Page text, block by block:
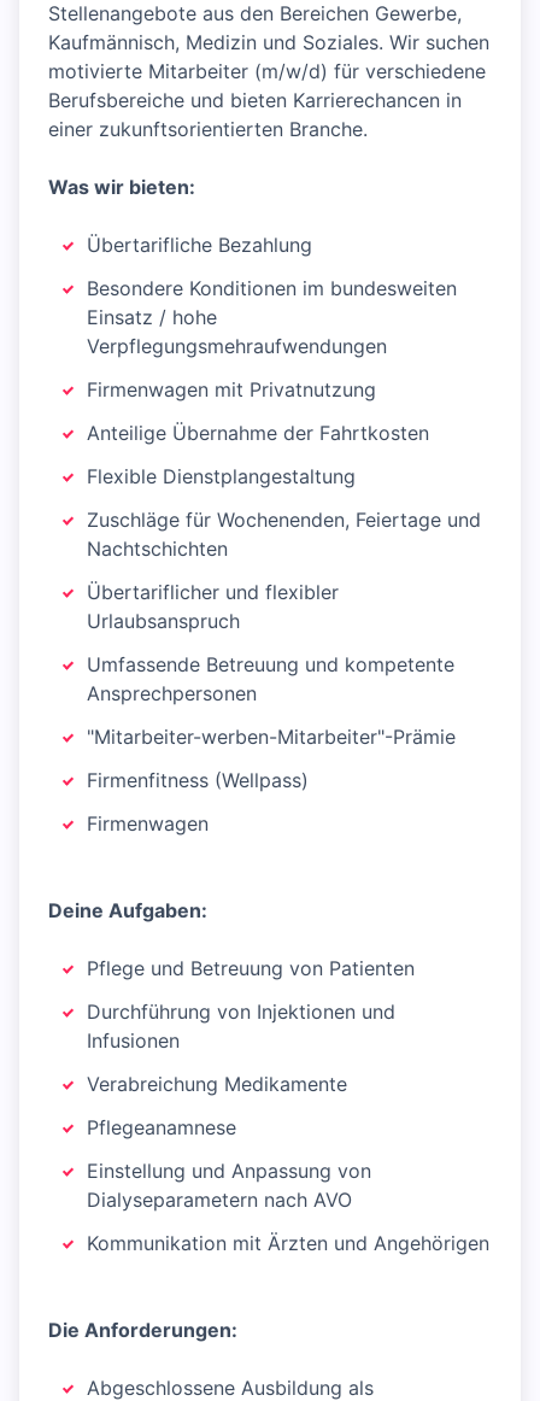
Stellenangebote aus den Bereichen Gewerbe,
Kaufmännisch, Medizin und Soziales. Wir suchen
motivierte Mitarbeiter (m/w/d) für verschiedene
Berufsbereiche und bieten Karrierechancen in
einer zukunftsorientierten Branche.
Was wir bieten:
Übertarifliche Bezahlung
Besondere Konditionen im bundesweiten
Einsatz / hohe
Verpflegungsmehraufwendungen
Firmenwagen mit Privatnutzung
Anteilige Übernahme der Fahrtkosten
Flexible Dienstplangestaltung
Zuschläge für Wochenenden, Feiertage und
Nachtschichten
Übertariflicher und flexibler
Urlaubsanspruch
Umfassende Betreuung und kompetente
Ansprechpersonen
"Mitarbeiter-werben-Mitarbeiter"-Prämie
Firmenfitness (Wellpass)
Firmenwagen
Deine Aufgaben:
Pflege und Betreuung von Patienten
Durchführung von Injektionen und
Infusionen
Verabreichung Medikamente
Pflegeanamnese
Einstellung und Anpassung von
Dialyseparametern nach AVO
Kommunikation mit Ärzten und Angehörigen
Die Anforderungen:
Abgeschlossene Ausbildung als